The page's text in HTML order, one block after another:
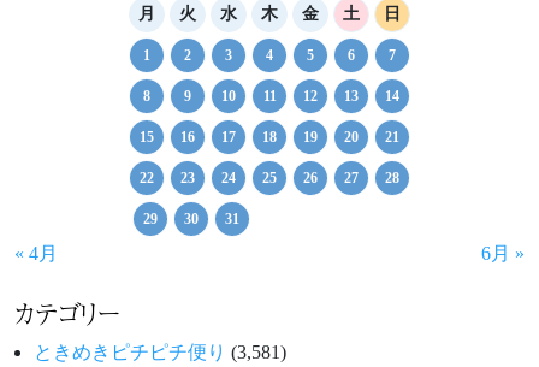
月 火 水 木 金 土 日
1 2 3 4 5 6 7
8 9 10 11 12 13 14
15 16 17 18 19 20 21
22 23 24 25 26 27 28
29 30 31
« 4月 6月 »
カテゴリー
ときめきピチピチ便り (3,581)